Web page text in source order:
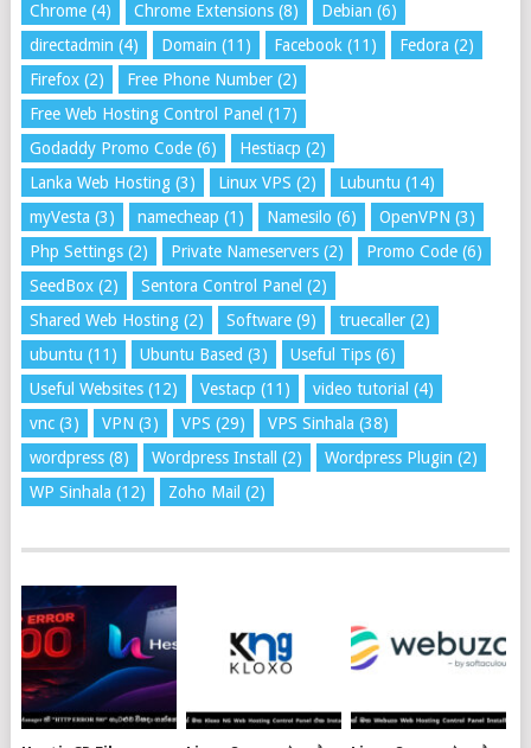
Chrome(4) Chrome Extensions(8) Debian (6)
directadmin (4) Domain (11) Facebook (11) Fedora (2)
Firefox(2) Free Phone Number(2)
Free Web Hosting Control Panel (17)
Godaddy Promo Code(6) Hestiacp (2)
Lanka Web Hosting(3) Linux VPS (2) Lubuntu (14)
myVesta (3) namecheap (1) Namesilo (6) OpenVPN (3)
Php Settings(2) Private Nameservers(2) Promo Code(6)
SeedBox(2) Sentora Control Panel (2)
Shared Web Hosting(2) Software(9) truecaller(2)
ubuntu (11) Ubuntu Based (3) Useful Tips(6)
Useful Websites(12) Vestacp (11) video tutorial (4)
vnc(3) VPN (3) VPS (29) VPS Sinhala (38)
wordpress(8) Wordpress Install (2) Wordpress Plugin (2)
WP Sinhala (12) Zoho Mail (2)